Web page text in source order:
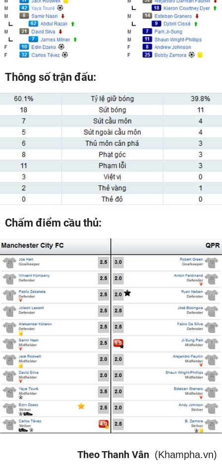
Thông số trận đấu:
Chấm điểm cầu thủ:
Theo Thanh Vân (Khampha.vn)